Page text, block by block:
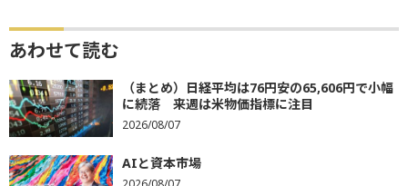
あわせて読む
（まとめ）日経平均は76円安の65,606円で小幅
に続落 来週は米物価指標に注目
2026/08/07
AIと資本市場